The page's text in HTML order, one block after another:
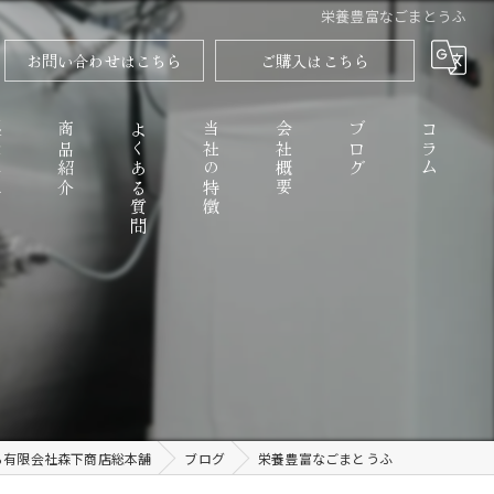
栄養豊富なごまとうふ
お問い合わせはこちら ご購入はこちら
商品紹介 よくある質問 当社の特徴
お取り寄せ
会社概要 ブログ コラム
限会社森下商店総本舗 ブログ 栄養豊富なごまとうふ